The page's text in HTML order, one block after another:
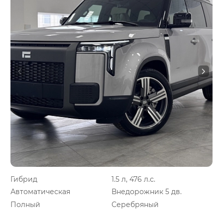
Гибрид
1.5 л, 476 л.с.
Автоматическая
Внедорожник 5 дв.
Полный
Серебряный